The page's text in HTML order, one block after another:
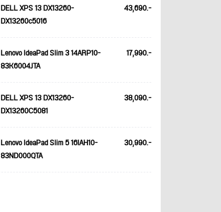
DELL XPS 13 DX13260-
DX13260c5016
43,690.-
Lenovo IdeaPad Slim 3 14ARP10-
83K6004JTA
17,990.-
DELL XPS 13 DX13260-
DX13260C5081
38,090.-
Lenovo IdeaPad Slim 5 16IAH10-
83ND000QTA
30,990.-